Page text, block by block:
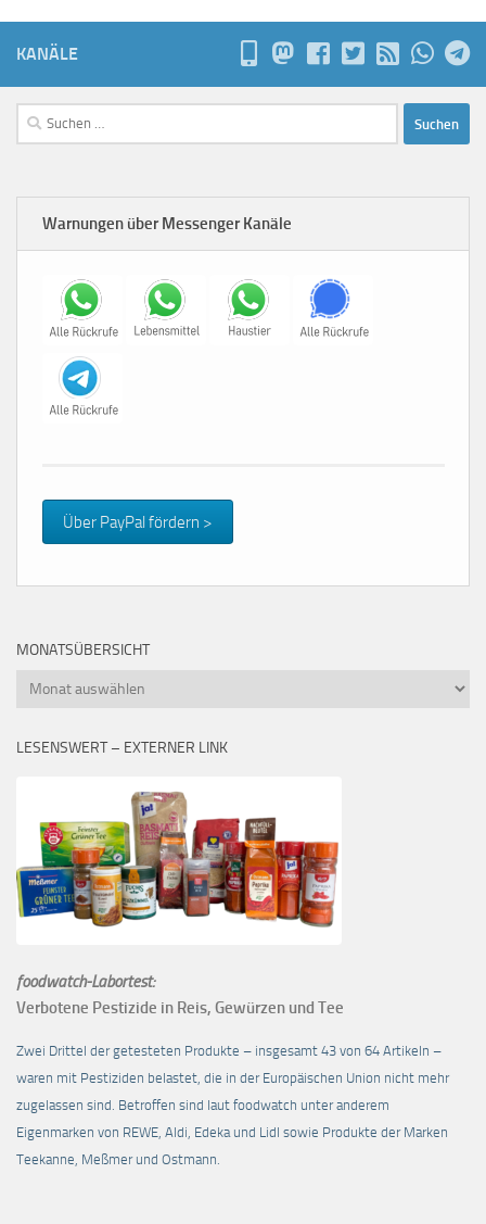
KANÄLE
Suchen
nach:
Warnungen über Messenger Kanäle
Über PayPal fördern >
MONATSÜBERSICHT
Monatsübersicht
LESENSWERT – EXTERNER LINK
foodwatch-Labortest:
Verbotene Pestizide in Reis, Gewürzen und Tee
Zwei Drittel der getesteten Produkte – insgesamt 43 von 64 Artikeln –
waren mit Pestiziden belastet, die in der Europäischen Union nicht mehr
zugelassen sind. Betroffen sind laut foodwatch unter anderem
Eigenmarken von REWE, Aldi, Edeka und Lidl sowie Produkte der Marken
Teekanne, Meßmer und Ostmann.